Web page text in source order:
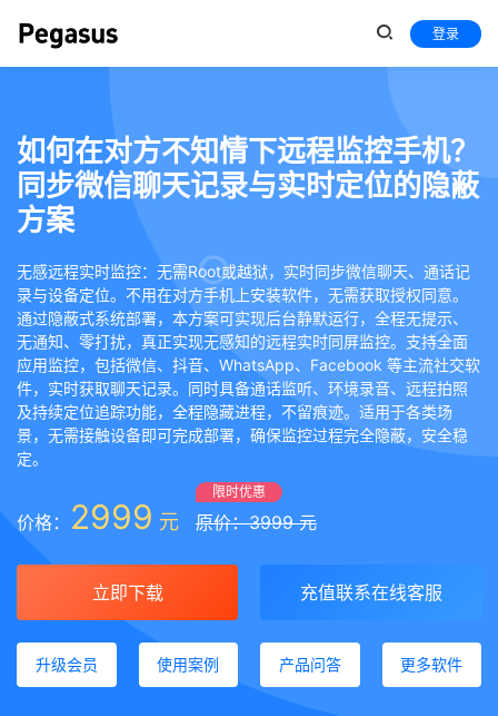
登录
如何在对方不知情下远程监控手机？
同步微信聊天记录与实时定位的隐蔽
方案
无感远程实时监控：无需Root或越狱，实时同步微信聊天、通话记
录与设备定位。不用在对方手机上安装软件，无需获取授权同意。
通过隐蔽式系统部署，本方案可实现后台静默运行，全程无提示、
无通知、零打扰，真正实现无感知的远程实时同屏监控。支持全面
应用监控，包括微信、抖音、WhatsApp、Facebook 等主流社交软
件，实时获取聊天记录。同时具备通话监听、环境录音、远程拍照
及持续定位追踪功能，全程隐藏进程，不留痕迹。适用于各类场
景，无需接触设备即可完成部署，确保监控过程完全隐蔽，安全稳
定。
价格： 2999 元
限时优惠
原价：3999 元
立即下载 充值联系在线客服
升级会员 使用案例 产品问答 更多软件